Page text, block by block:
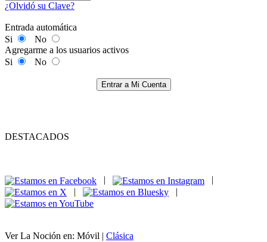
¿Olvidó su Clave?
Entrada automática
Si
No
Agregarme a los usuarios activos
Si
No
Entrar a Mi Cuenta
DESTACADOS
|
|
Ver La Noción en: Móvil | Clásica